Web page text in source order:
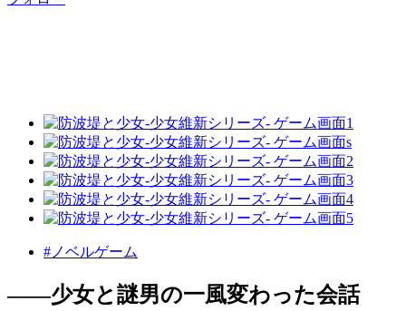
#ノベルゲーム
――少女と謎男の一風変わった会話